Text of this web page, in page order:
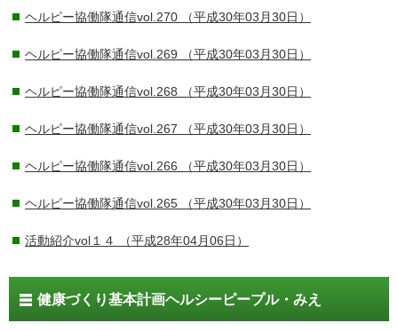
ヘルピー協働隊通信vol.270 （平成30年03月30日）
ヘルピー協働隊通信vol.269 （平成30年03月30日）
ヘルピー協働隊通信vol.268 （平成30年03月30日）
ヘルピー協働隊通信vol.267 （平成30年03月30日）
ヘルピー協働隊通信vol.266 （平成30年03月30日）
ヘルピー協働隊通信vol.265 （平成30年03月30日）
活動紹介vol１４ （平成28年04月06日）
健康づくり基本計画ヘルシーピープル・みえ